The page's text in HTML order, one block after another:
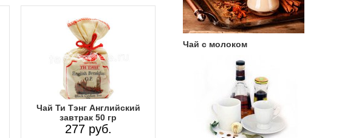
Чай Ти Тэнг Английский
завтрак 50 гр
277 руб.
Чай с молоком